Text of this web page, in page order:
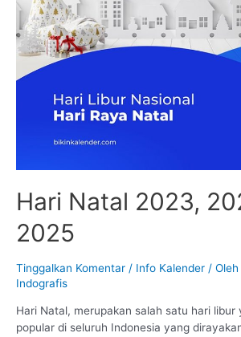
Hari Natal 2023,
2025
Tinggalkan Komentar / Info Kalender / Oleh
Indografis
Hari Natal, merupakan salah satu hari libur
popular di seluruh Indonesia yang